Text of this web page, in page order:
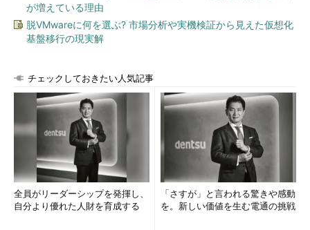
物理センサー部、アナログデジタル変換部、通信部、表示部の
4つに大きく分類して分析した結果、22％の脆弱性は「通信
これまでは隔離された環境やベンダー固有の仕様、プロトコル
であることが障壁となって攻撃を受けにくかった産業制御システ
ムですが、今や、他のオープンなシステムと同様にセキュリティ
に関する意識を常に高く持つ必要があるといえます。
OWASP Hackademic: a pricatical environment for teaching
application security
が増えている理由
脱VMwareに何を選ぶ? 市場分析や実機検証から見えた仮想化
基盤移行の現実解
チェックしておきたい人気記事
全員がリーダーシップを発揮し、
自分より優れた人財を育成する
「さすが」と言われる驚きや感動
を。新しい価値を生む電通の挑戦